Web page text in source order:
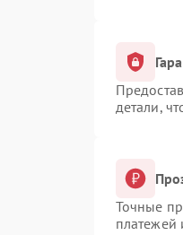
детали,
Точные
платежей